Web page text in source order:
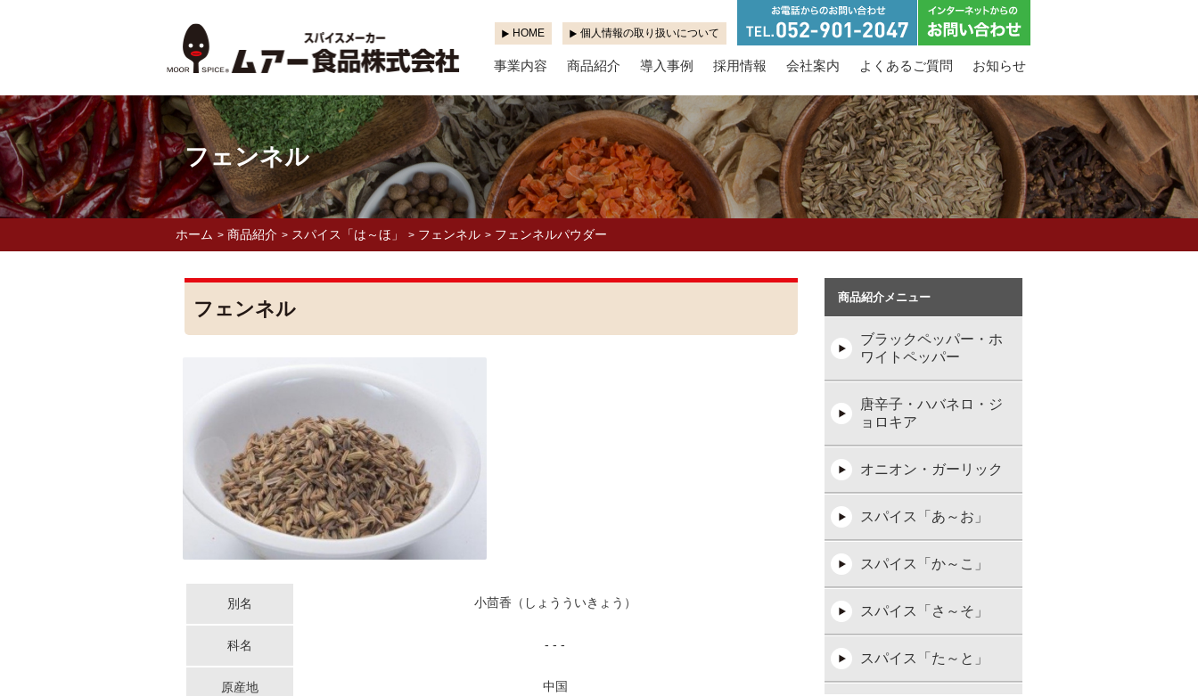
個人情報の取り扱いについて
HOME
事業内容 商品紹介 導入事例 採用情報 会社案内 よくあるご質問 お知らせ
フェンネル
ホーム > 商品紹介 > スパイス「は～ほ」 > フェンネル > フェンネルパウダー
フェンネル
別名 小茴香（しょうういきょう）
科名 - - -
原産地 中国
商品紹介メニュー
ブラックペッパー・ホ
ワイトペッパー
唐辛子・ハバネロ・ジ
ョロキア
オニオン・ガーリック
スパイス「あ～お」
スパイス「か～こ」
スパイス「さ～そ」
スパイス「た～と」